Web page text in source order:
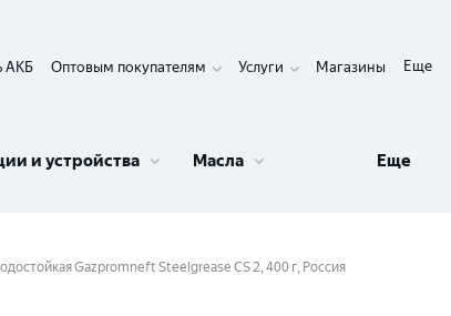
АКБ Оптовым покупателям Услуги Магазины Еще
и устройства Масла Еще
Gazpromneft Steelgrease CS 2, 400 г, Россия